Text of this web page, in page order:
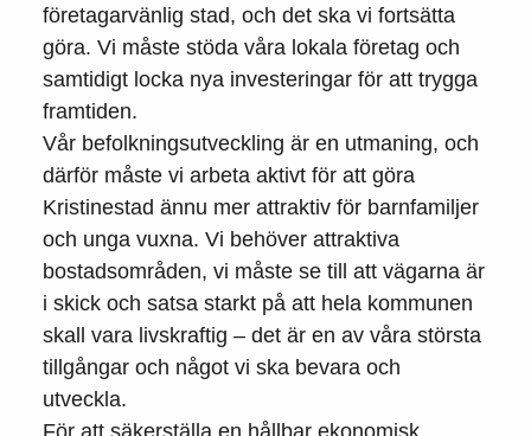
företagarvänlig stad, och det ska vi fortsätta
göra. Vi måste stöda våra lokala företag och
samtidigt locka nya investeringar för att trygga
framtiden.
Vår befolkningsutveckling är en utmaning, och
därför måste vi arbeta aktivt för att göra
Kristinestad ännu mer attraktiv för barnfamiljer
och unga vuxna. Vi behöver attraktiva
bostadsområden, vi måste se till att vägarna är
i skick och satsa starkt på att hela kommunen
skall vara livskraftig – det är en av våra största
tillgångar och något vi ska bevara och
utveckla.
För att säkerställa en hållbar ekonomisk